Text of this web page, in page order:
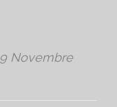
9 Novembre